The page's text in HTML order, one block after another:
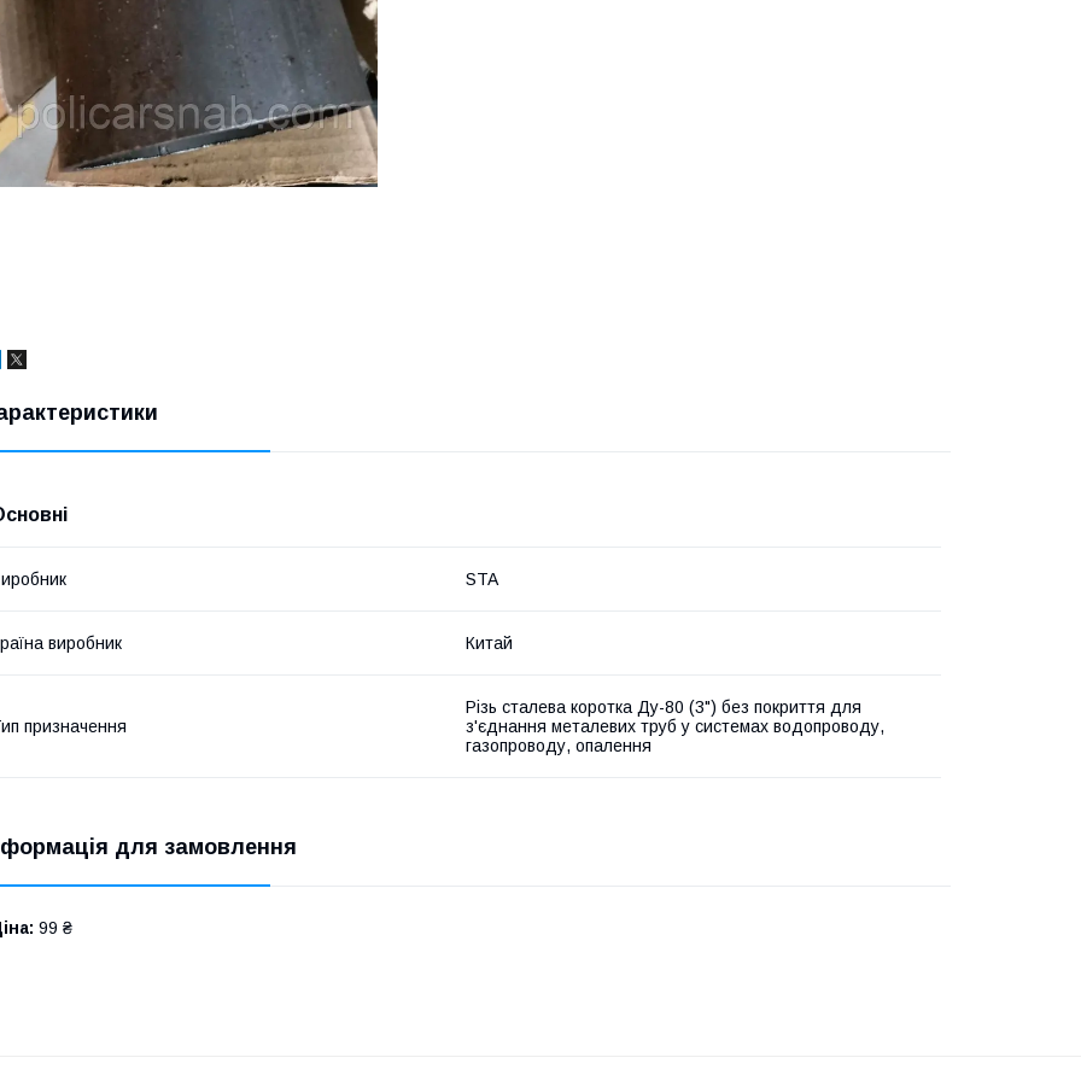
STA
виробник Китай
призначення
Різь сталева коротка Ду-80 (3") без покриття для
з'єднання металевих труб у системах водопроводу,
газопроводу, опалення
для замовлення
99 ₴